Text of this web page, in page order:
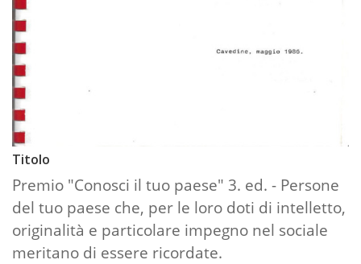
Titolo
Premio "Conosci il tuo paese" 3. ed. - Persone
del tuo paese che, per le loro doti di intelletto,
originalità e particolare impegno nel sociale
meritano di essere ricordate.